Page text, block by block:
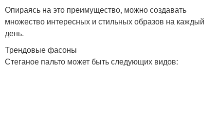
Опираясь на это преимущество, можно создавать
множество интересных и стильных образов на каждый
день.
Трендовые фасоны
Стеганое пальто может быть следующих видов: